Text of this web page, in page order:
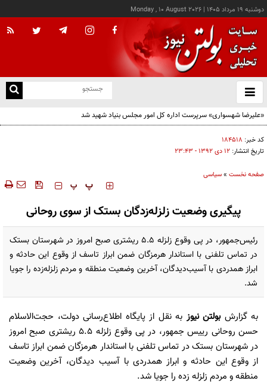
دوشنبه ۱۹ مرداد ۱۴۰۵ |
Monday , 10 August 2026
باز
و
«علیرضا شهسواری» سرپرست اداره کل امور مجلس بنیاد شهید شد
کد خبر: ۱۸۴۵۱۸
تاریخ انتشار: ۱۲ دی ۱۳۹۲ - ۲۳:۴۳
صفحه نخست »سیاسی
‍‍‍ پ پ
پیگیری وضعیت زلزله‌زدگان بستک از سوی روحانی
رئیس‌جمهور، در پی وقوع زلزله ۵.۵ ریشتری صبح امروز در شهرستان بستک
در تماس تلفنی با استاندار هرمزگان ضمن ابراز تاسف از وقوع این حادثه و
ابراز همدردی با آسیب‌دیدگان، آخرین وضعیت منطقه و مردم زلزله‌زده را جویا
شد.
به گزارشبولتن نیوز به نقل از پایگاه اطلاع‌رسانی دولت، حجت‌الاسلام
حسن روحانی رییس جمهور، در پی وقوع زلزله 5.5 ریشتری صبح امروز
در شهرستان بستک در تماس تلفنی با استاندار هرمزگان ضمن ابراز تاسف
از وقوع این حادثه و ابراز همدردی با آسیب دیدگان، آخرین وضعیت
منطقه و مردم زلزله زده را جویا شد.